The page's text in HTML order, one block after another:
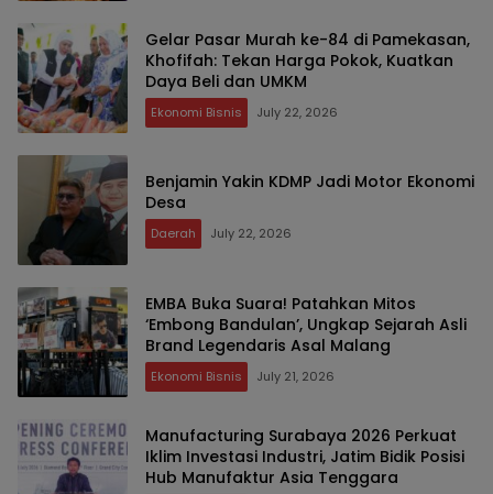
Gelar Pasar Murah ke-84 di Pamekasan,
Khofifah: Tekan Harga Pokok, Kuatkan
Daya Beli dan UMKM
Ekonomi Bisnis July 22, 2026
Benjamin Yakin KDMP Jadi Motor Ekonomi
Desa
Daerah July 22, 2026
EMBA Buka Suara! Patahkan Mitos
‘Embong Bandulan’, Ungkap Sejarah Asli
Brand Legendaris Asal Malang
Ekonomi Bisnis July 21, 2026
Manufacturing Surabaya 2026 Perkuat
Iklim Investasi Industri, Jatim Bidik Posisi
Hub Manufaktur Asia Tenggara